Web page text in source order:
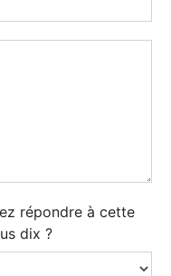
répondre à cette
dix ?